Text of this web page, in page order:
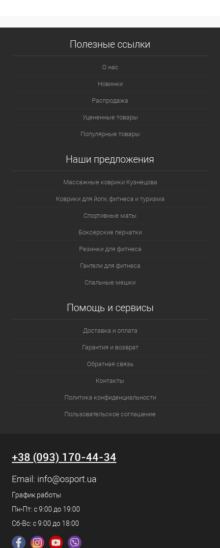
Полезные ссылки
О нас
Новинки
Распродажа
Уцененные товары
Популярные товары
Наши предложения
Массажные коврики Кузнецова
Коврики для йоги, фитнеса и туризма
Спортивные маты
Боксерские перчатки
Резинки для фитнеса
Гантели для фитнеса
Спальные мешки
Помощь и сервисы
Доставка и оплата
Гарантия и возврат
Обратная связь
Контакты
Политика конфиденциальности
Пользовательское соглашение
+38 (093) 170-44-34
Email: info@osport.ua
График работы
Пн-Пт: с 9:00 до 19:00
Сб-Вс: с 9:00 до 18:00